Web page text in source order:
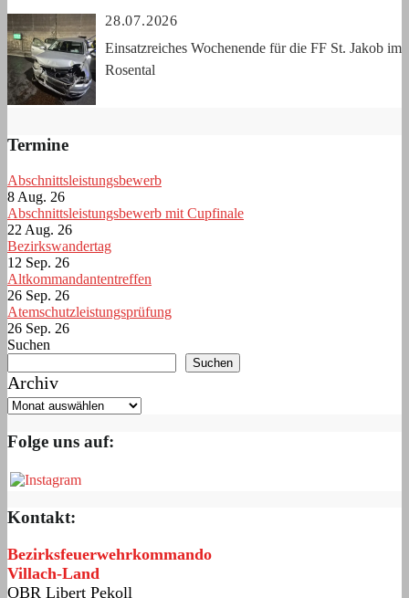
28.07.2026
Einsatzreiches Wochenende für die FF St. Jakob im
Rosental
Termine
Abschnittsleistungsbewerb
8 Aug. 26
Abschnittsleistungsbewerb mit Cupfinale
22 Aug. 26
Bezirkswandertag
12 Sep. 26
Altkommandantentreffen
26 Sep. 26
Atemschutzleistungsprüfung
26 Sep. 26
Suchen
Suchen
Archiv
Folge uns auf:
Kontakt:
Bezirksfeuerwehrkommando
Villach-Land
OBR Libert Pekoll